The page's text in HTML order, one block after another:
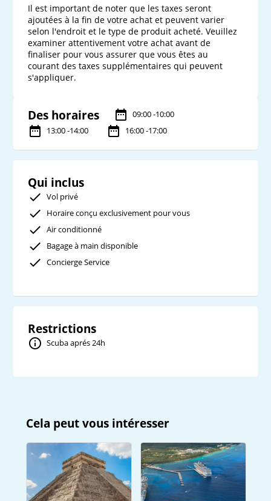
Il est important de noter que les taxes seront
ajoutées à la fin de votre achat et peuvent varier
selon l'endroit et le type de produit acheté. Veuillez
examiner attentivement votre achat avant de
finaliser pour vous assurer que vous êtes au
courant des taxes supplémentaires qui peuvent
Des horaires
09:00 -10:00
13:00 -14:00
16:00 -17:00
Qui inclus
Vol privé
Horaire conçu exclusivement pour vous
Air conditionné
Bagage à main disponible
Concierge Service
Restrictions
Scuba aprés 24h
Cela peut vous intéresser